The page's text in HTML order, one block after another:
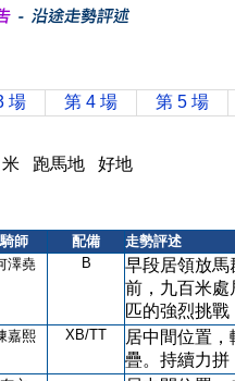
場 第 4 場 第 5 場
米 跑馬地 好地
騎師 配備
走勢評述
澤堯 B
早段居領放馬
前，九百米處
匹的強烈挑
嘉熙 XB/TT
居中間位置
疊。持續力拼